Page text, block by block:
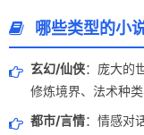
哪些类型的小
玄幻/仙侠：庞大的
修炼境界、法术种类
都市/言情：情感对